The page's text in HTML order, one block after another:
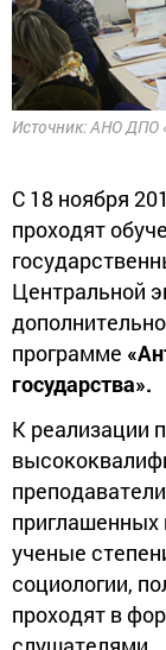
Источник: АНО ДПО
С 18 ноября
проходят
Центральной
программе
государства».
К реализации
ученые
социологии,
проходят в